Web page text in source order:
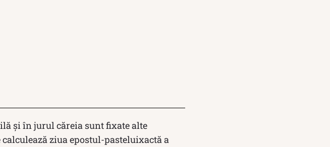
şi în jurul căreia sunt fixate alte
ziua epostul-pasteluixactă a